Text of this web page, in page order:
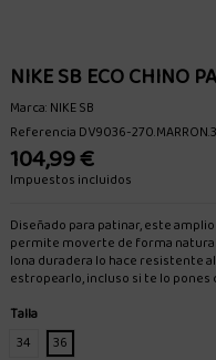
NIKE SB ECO CHINO
Marca:NIKE SB
ReferenciaDV9036-
104,99 €
Impuestos incluidos
Diseñado para patinar, este
permite moverte de forma
lona duradera lo hace resistente
estropearlo, incluso si te lo pones
Talla
34
36